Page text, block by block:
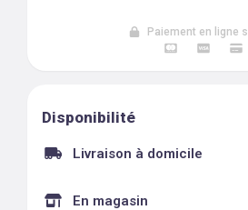
Paiement en ligne
Disponibilité
Livraison à domicile
En magasin